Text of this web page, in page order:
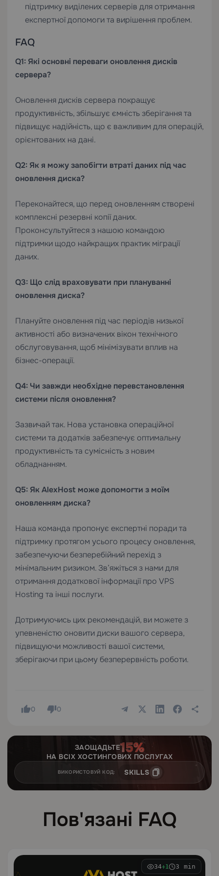
підтримку виділених серверів для отримання
експертної допомоги та вирішення проблем.
FAQ
Q1: Які основні переваги оновлення дисків
сервера?
Оновлення дисків сервера покращує
продуктивність, збільшує ємність зберігання та
підвищує надійність, що є важливим для операцій,
орієнтованих на дані.
Q2: Як я можу запобігти втраті даних під час
оновлення диска?
Переконайтеся, що перед оновленням створені
комплексні резервні копії даних.
Проконсультуйтеся з нашою командою
підтримки щодо найкращих практик міграції
даних.
Q3: Що слід враховувати при плануванні
оновлення диска?
Плануйте оновлення під час періодів низької
активності або визначених вікон технічного
обслуговування, щоб мінімізувати вплив на
бізнес-операції.
Q4: Чи завжди необхідне перевстановлення
системи після оновлення?
Зазвичай так. Нова установка операційної
системи та додатків забезпечує оптимальну
продуктивність та сумісність з новим
обладнанням.
Q5: Як AlexHost може допомогти з моїм
оновленням диска?
Наша команда пропонує експертні поради та
підтримку протягом усього процесу оновлення,
забезпечуючи безперебійний перехід з
мінімальним ризиком. Зв’яжіться з нами для
отримання додаткової інформації про VPS
Hosting та інші послуги.
Дотримуючись цих рекомендацій, ви можете з
упевненістю оновити диски вашого сервера,
підвищуючи можливості вашої системи,
зберігаючи при цьому безперервність роботи.
0 0
ЗАОЩАДЬТЕ
НА ВСІХ ХОСТИНГОВИХ ПОСЛУГАХ
ВИКОРИСТОВУЙ КОД: SKILLS
Пов'язані FAQ
34+1 3 min